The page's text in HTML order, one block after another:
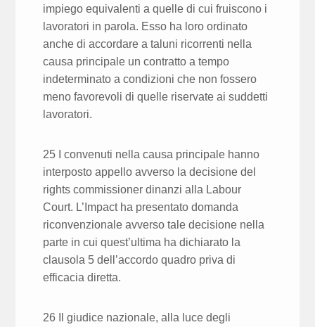
impiego equivalenti a quelle di cui fruiscono i
lavoratori in parola. Esso ha loro ordinato
anche di accordare a taluni ricorrenti nella
causa principale un contratto a tempo
indeterminato a condizioni che non fossero
meno favorevoli di quelle riservate ai suddetti
lavoratori.
25 I convenuti nella causa principale hanno
interposto appello avverso la decisione del
rights commissioner dinanzi alla Labour
Court. L’Impact ha presentato domanda
riconvenzionale avverso tale decisione nella
parte in cui quest’ultima ha dichiarato la
clausola 5 dell’accordo quadro priva di
efficacia diretta.
26 Il giudice nazionale, alla luce degli